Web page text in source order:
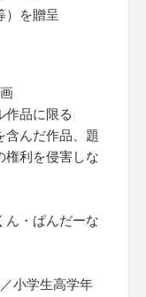
）を贈呈
作品に限る
んだ作品、題
権利を侵害しな
ん・ぱんだーな
小学生高学年